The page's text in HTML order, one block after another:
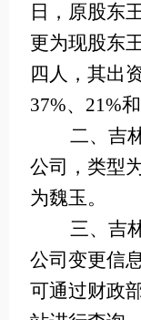
日，原股东
更为现股东
四人，其出
37%、21%和
二、吉林
公司，类型
为魏玉。
三、吉林
公司变更信
可通过财政